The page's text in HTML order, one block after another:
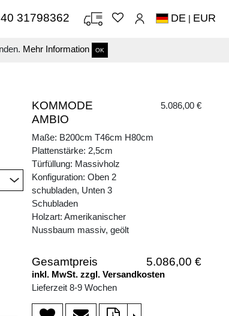
Mehr Information OK
31798362 DE | EUR
KOMMODE
AMBIO
5.086,00 €
Maße: B200cm T46cm H80cm
Plattenstärke: 2,5cm
Türfüllung: Massivholz
Konfiguration: Oben 2
schubladen, Unten 3
Schubladen
Holzart: Amerikanischer
Nussbaum massiv, geölt
Gesamtpreis 5.086,00 €
inkl. MwSt. zzgl. Versandkosten
Lieferzeit 8-9 Wochen